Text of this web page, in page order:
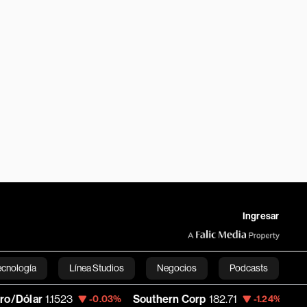
Ingresar
Línea Studios Negocios Podcasts
English
1.1523 -0.03% Southern Corp 182.71 -1.24% Copa